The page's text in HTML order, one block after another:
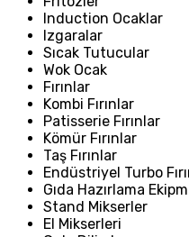
Induction Ocaklar
Izgaralar
Sıcak Tutucular
Wok Ocak
Fırınlar
Kombi Fırınlar
Patisserie Fırınlar
Kömür Fırınlar
Taş Fırınlar
Endüstriyel Turbo
Gıda Hazırlama
Stand Mikserler
El Mikserleri